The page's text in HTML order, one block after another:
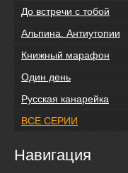
До встречи с тобой
Альпина. Антиутопии
Книжный марафон
Один день
Русская канарейка
ВСЕ СЕРИИ
Навигация